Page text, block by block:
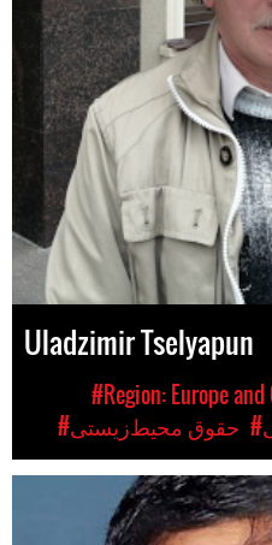
Uladzimir Tselyapun
#Region: Europe
#حقوق محیط‌زیستی